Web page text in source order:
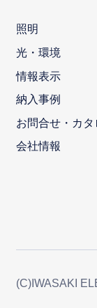
照明
光・環境
情報表示
納入事例
お問合せ・カタ
会社情報
(C)IWASAKI